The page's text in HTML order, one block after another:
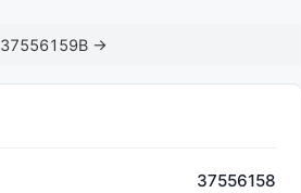
37556159B →
37556158